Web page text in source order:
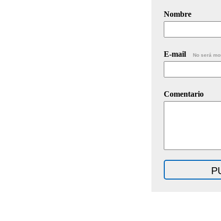
Nombre
E-mail No será
Comentario